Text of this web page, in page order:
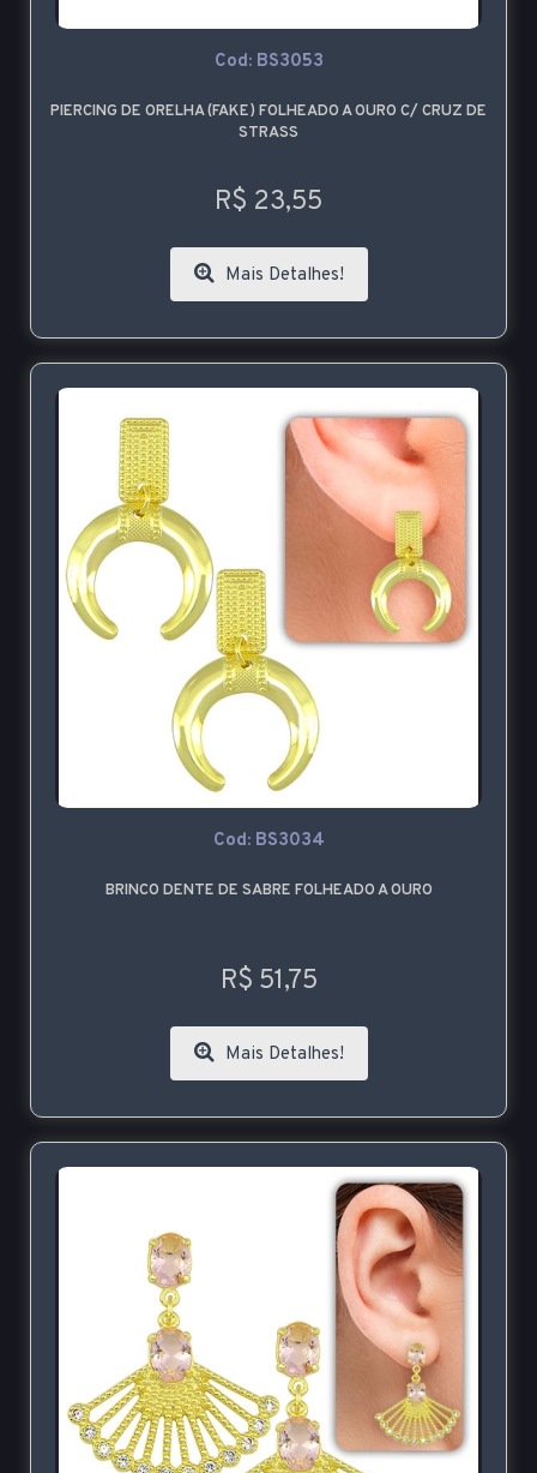
Cod: BS3053
PIERCING DE ORELHA (FAKE) FOLHEADO A OURO C/ CRUZ DE
STRASS
R$ 23,55
Mais Detalhes!
Cod: BS3034
BRINCO DENTE DE SABRE FOLHEADO A OURO
R$ 51,75
Mais Detalhes!